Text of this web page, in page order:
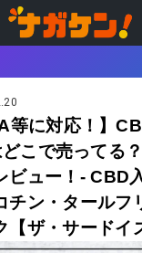
あな
等に対応！】
こで売ってる
ビュー！- CBD
チン・タールフ
ザ・サードイ